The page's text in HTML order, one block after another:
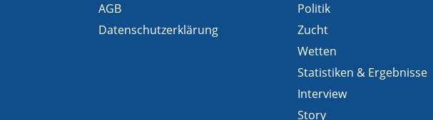
AGB
Datenschutzerklärung
Politik
Zucht
Wetten
Statistiken & Ergebnisse
Interview
Story